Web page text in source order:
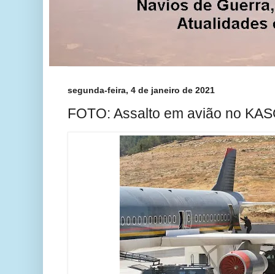
segunda-feira, 4 de janeiro de 2021
FOTO: Assalto em avião no